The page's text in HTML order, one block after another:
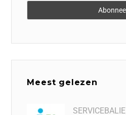
Meest gelezen
SERVICEBALIE